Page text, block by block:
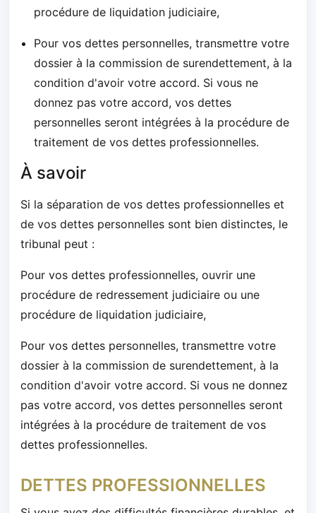
procédure de liquidation judiciaire,
Pour vos dettes personnelles, transmettre votre
dossier à la commission de surendettement, à la
condition d'avoir votre accord. Si vous ne
donnez pas votre accord, vos dettes
personnelles seront intégrées à la procédure de
traitement de vos dettes professionnelles.
À savoir
Si la séparation de vos dettes professionnelles et
de vos dettes personnelles sont bien distinctes, le
tribunal peut :
Pour vos dettes professionnelles, ouvrir une
procédure de redressement judiciaire ou une
procédure de liquidation judiciaire,
Pour vos dettes personnelles, transmettre votre
dossier à la commission de surendettement, à la
condition d'avoir votre accord. Si vous ne donnez
pas votre accord, vos dettes personnelles seront
intégrées à la procédure de traitement de vos
dettes professionnelles.
DETTES PROFESSIONNELLES